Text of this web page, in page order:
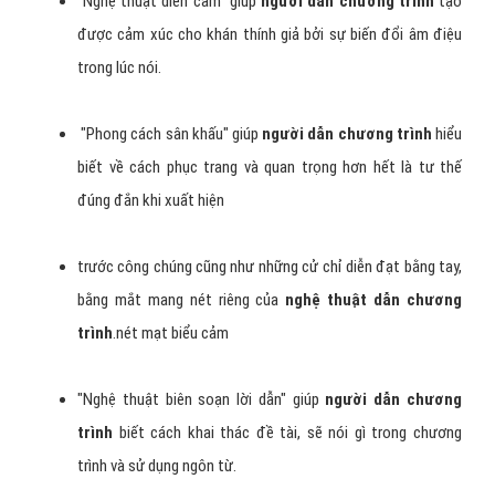
Hình 2: Sự phát triển của Người Dẫn Chương Trình là gì?
Một số kỹ năng cơ bản, tạm liệt kê như
người dẫn chương trình